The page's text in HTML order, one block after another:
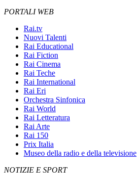
PORTALI WEB
Rai.tv
Nuovi Talenti
Rai Educational
Rai Fiction
Rai Cinema
Rai Teche
Rai International
Rai Eri
Orchestra Sinfonica
Rai World
Rai Letteratura
Rai Arte
Rai 150
Prix Italia
Museo della radio e della televisione
NOTIZIE E SPORT